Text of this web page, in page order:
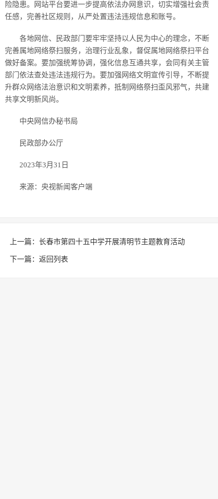
险隐患。网站平台要进一步提高依法办网意识，切实增强社会责
任感，完善社区规则，从严处置违法违规信息和账号。
各地网信、民政部门要牢牢坚持以人民为中心的理念，不断
完善属地网络祭扫服务，治理行业乱象，督促属地网络祭扫平台
做好备案。要加强统筹协调，强化信息互通共享，会同有关主管
部门依法查处违法违规行为。要加强网络文明宣传引导，不断提
升群众网络法治意识和文明素养，抵制网络祭扫歪风邪气，共建
共享文明新风尚。
中央网信办秘书局
民政部办公厅
2023年3月31日
来源：央视新闻客户端
上一篇： 长春市第四十五中学开展清明节主题教育活动
下一篇： 返回列表